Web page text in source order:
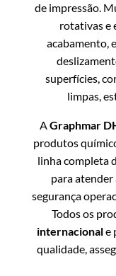
de impressão.
rotativas e
acabamento,
superfícies,
limpas,
AGraphmar
produtos
linha completa
para
segurança
Todos os
internacionale
qualidade,